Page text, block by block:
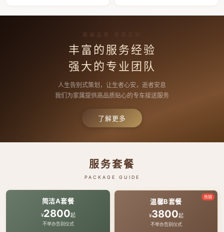
高端品质 按需定制
丰富的服务经验
强大的专业团队
人生告别式策划，让生者心安，逝者安息
我们为家属提供高品质贴心的专车接送服务
了解更多
服务套餐
PACKAGE GUIDE
简洁A套餐
¥2800起
不举办告别仪式
热销
温馨B套餐
¥3800起
不举办告别仪式